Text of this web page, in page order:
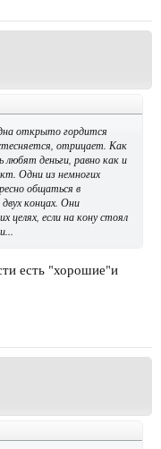
открыто гордится
отрицает. Как
любят деньги, равно как и
Одни из немногих
общаться в
концах. Они
целях, если на кону стоял
есть "хорошие"и